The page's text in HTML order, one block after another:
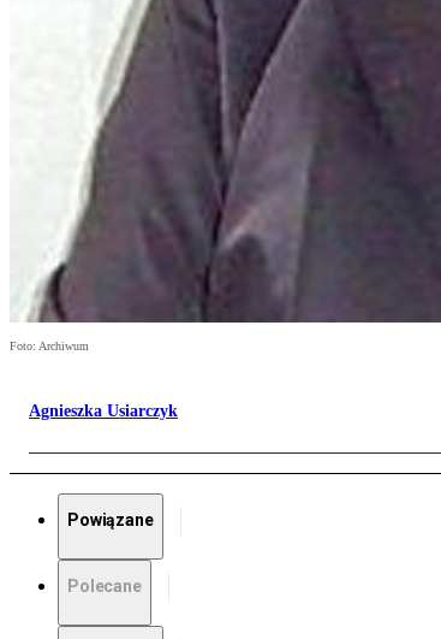
Foto: Archiwum
Agnieszka Usiarczyk
Powiązane
Polecane